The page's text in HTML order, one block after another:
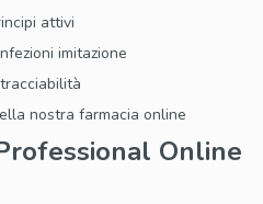
attivi
imitazione
nostra farmacia online
Online